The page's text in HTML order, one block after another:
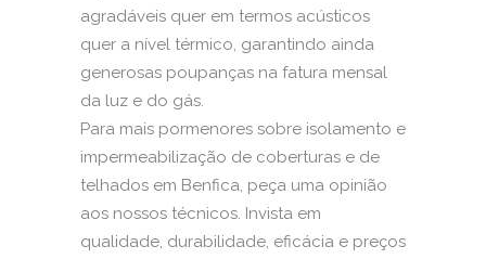
agradáveis quer em termos acústicos
quer a nível térmico, garantindo ainda
generosas poupanças na fatura mensal
da luz e do gás.
Para mais pormenores sobre isolamento e
impermeabilização de coberturas e de
telhados em Benfica, peça uma opinião
aos nossos técnicos. Invista em
qualidade, durabilidade, eficácia e preços